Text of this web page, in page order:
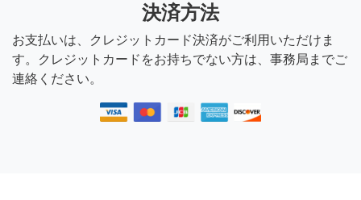
決済方法
お支払いは、クレジットカード決済がご利用いただけま
す。クレジットカードをお持ちでない方は、事務局までご
連絡ください。